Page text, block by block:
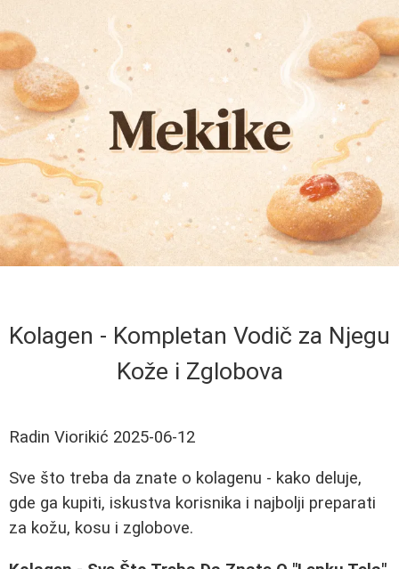
Kolagen - Kompletan Vodič za Njegu
Kože i Zglobova
Radin Viorikić 2025-06-12
Sve što treba da znate o kolagenu - kako deluje,
gde ga kupiti, iskustva korisnika i najbolji preparati
za kožu, kosu i zglobove.